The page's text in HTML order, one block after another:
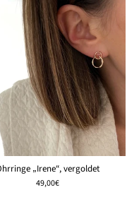
„Irene“, vergoldet
49,00€